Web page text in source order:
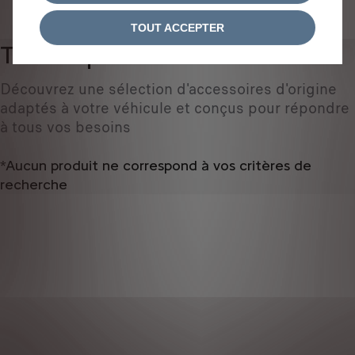
Tous les produits
Découvrez une sélection d'accessoires d'origine
adaptés à votre véhicule et conçus pour répondre
à tous vos besoins
*Aucun produit ne correspond à vos critères de
recherche
TOUT ACCEPTER